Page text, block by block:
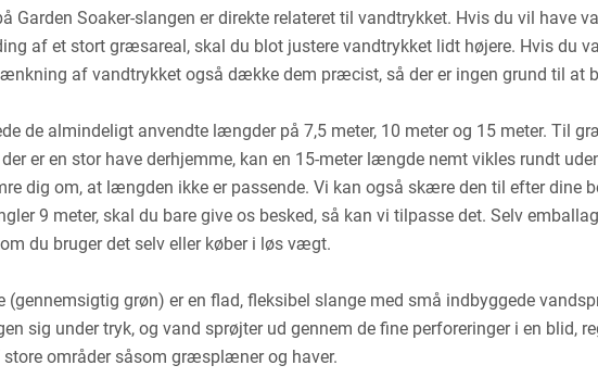
Garden Soaker-slangen er direkte relateret til vandtrykket. Hvis du vil have
af et stort græsareal, skal du blot justere vandtrykket lidt højere. Hvis du
af vandtrykket også dække dem præcist, så der er ingen grund til at
de almindeligt anvendte længder på 7,5 meter, 10 meter og 15 meter. Til
er en stor have derhjemme, kan en 15-meter længde nemt vikles rundt
dig om, at længden ikke er passende. Vi kan også skære den til efter dine
9 meter, skal du bare give os besked, så kan vi tilpasse det. Selv
du bruger det selv eller køber i løs vægt.
(gennemsigtig grøn) er en flad, fleksibel slange med små indbyggede
sig under tryk, og vand sprøjter ud gennem de fine perforeringer i en blid,
områder såsom græsplæner og haver.